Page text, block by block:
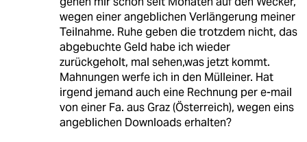
wegen einer angeblichen Verlängerung meiner
Teilnahme. Ruhe geben die trotzdem nicht, das
abgebuchte Geld habe ich wieder
zurückgeholt, mal sehen,was jetzt kommt.
Mahnungen werfe ich in den Mülleiner. Hat
irgend jemand auch eine Rechnung per e-mail
von einer Fa. aus Graz (Österreich), wegen eins
angeblichen Downloads erhalten?